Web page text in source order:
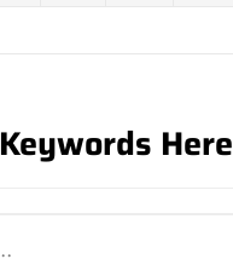
Here